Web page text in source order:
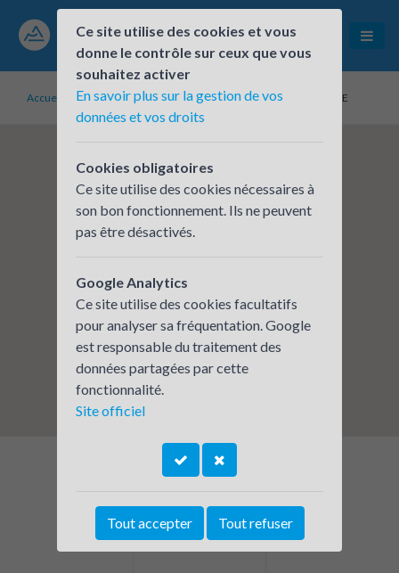
Accueil Établissements inscrits BPAURA - LYON GUILLOTIERE
Ce site utilise des cookies et vous
donne le contrôle sur ceux que vous
souhaitez activer
En savoir plus sur la gestion de vos
données et vos droits
Cookies obligatoires
Ce site utilise des cookies nécessaires à
son bon fonctionnement. Ils ne peuvent
pas être désactivés.
Google Analytics
Ce site utilise des cookies facultatifs
pour analyser sa fréquentation. Google
est responsable du traitement des
données partagées par cette
fonctionnalité.
Site officiel
Tout accepter Tout refuser